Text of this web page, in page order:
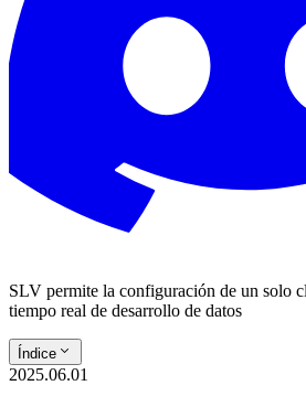
SLV permite la configuración de un solo
tiempo real de desarrollo de datos
Índice
2025.06.01